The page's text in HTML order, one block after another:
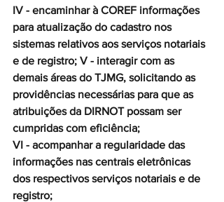
IV - encaminhar à COREF informações
para atualização do cadastro nos
sistemas relativos aos serviços notariais
e de registro; V - interagir com as
demais áreas do TJMG, solicitando as
providências necessárias para que as
atribuições da DIRNOT possam ser
cumpridas com eficiência;
VI - acompanhar a regularidade das
informações nas centrais eletrônicas
dos respectivos serviços notariais e de
registro;